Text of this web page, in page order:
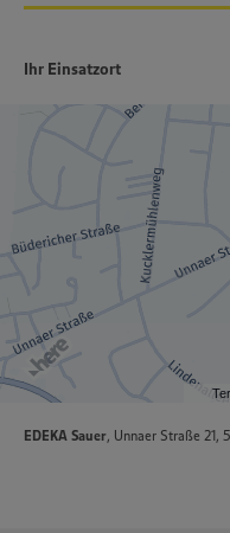
Ihr Einsatzort
EDEKA Sauer , Unnaer Straße 21,